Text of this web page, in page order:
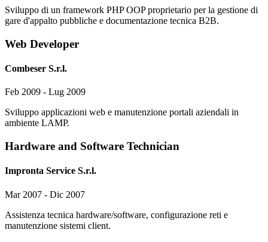
Sviluppo di un framework PHP OOP proprietario per la gestione di
gare d'appalto pubbliche e documentazione tecnica B2B.
Web Developer
Combeser S.r.l.
Feb 2009 - Lug 2009
Sviluppo applicazioni web e manutenzione portali aziendali in
ambiente LAMP.
Hardware and Software Technician
Impronta Service S.r.l.
Mar 2007 - Dic 2007
Assistenza tecnica hardware/software, configurazione reti e
manutenzione sistemi client.